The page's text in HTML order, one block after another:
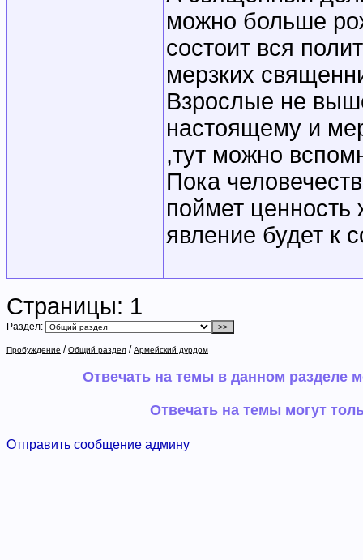
можно больше
состоит вся
мерзких
Взрослые не
настоящему и
,тут можно
Пока
поймет ценность
явление будет к
Страницы: 1
Раздел:
Пробуждение /Общий раздел /Армейский дурдом
Отвечать на темы в данном разделе
Отвечать на темы могут
Отправить сообщение админу